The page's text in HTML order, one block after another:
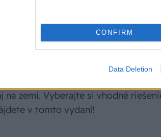
CONFIRM
Data Deletion
neznamenajú neriešiteľnú
podnet na originálne riešenia!
na zemi. Vyberajte si vhodné
v tomto vydaní!